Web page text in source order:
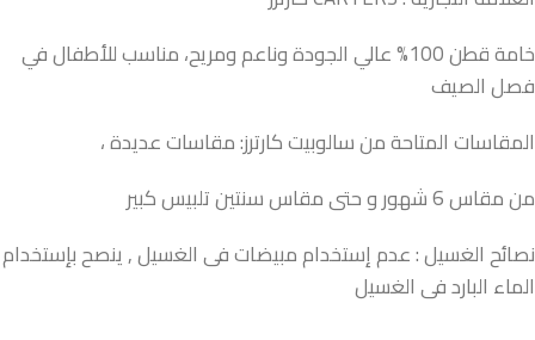
خامة قطن 100% عالي الجودة وناعم ومريح، مناسب للأطفال في
فصل الصيف
المقاسات المتاحة من سالوبيت كارترز: مقاسات عديدة ،
من مقاس 6 شهور و حتى مقاس سنتين تلبيس كبير
نصائح الغسيل : عدم إستخدام مبيضات فى الغسيل , ينصح بإستخدام
الماء البارد فى الغسيل